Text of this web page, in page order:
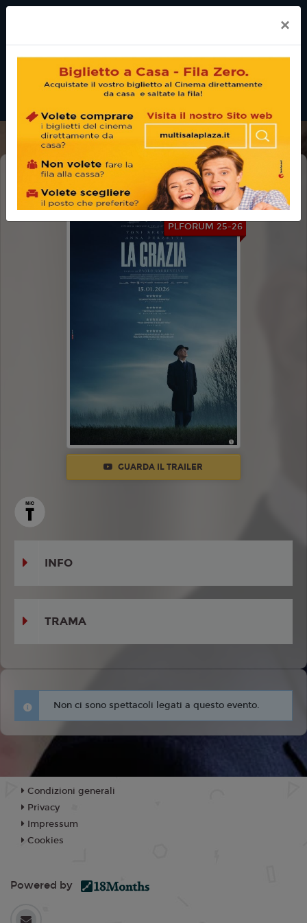
LA GRAZIA
PLFORUM 25-26
GUARDA IL TRAILER
INFO
TRAMA
Non ci sono spettacoli legati a questo evento.
×
Condizioni generali
Privacy
Impressum
Cookies
Powered by